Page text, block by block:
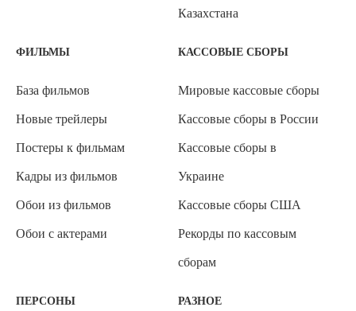
Казахстана
ФИЛЬМЫ
База фильмов
Новые трейлеры
Постеры к фильмам
Кадры из фильмов
Обои из фильмов
Обои с актерами
КАССОВЫЕ СБОРЫ
Мировые кассовые сборы
Кассовые сборы в России
Кассовые сборы в
Украине
Кассовые сборы США
Рекорды по кассовым
сборам
ПЕРСОНЫ РАЗНОЕ